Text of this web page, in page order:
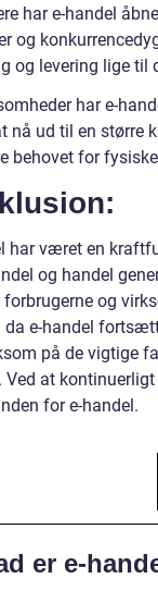
har e-handel
og
og levering lige til
har e-
nå ud til en større
behovet for
har været en
og handel
og
da e-handel
på de vigtige
Ved at
for e-handel.
er e-